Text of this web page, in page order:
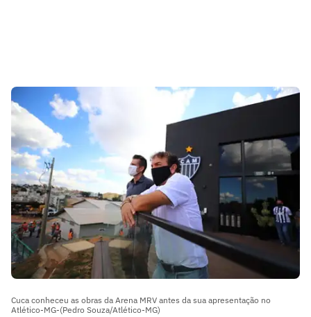
Cuca conheceu as obras da Arena MRV antes da sua apresentação no
Atlético-MG-(Pedro Souza/Atlético-MG)